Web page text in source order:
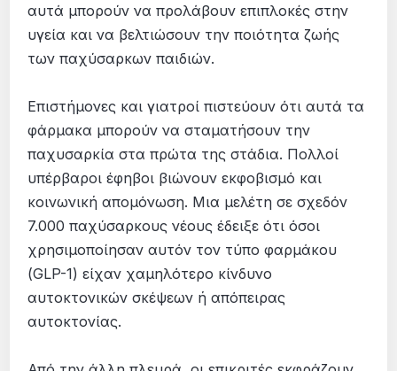
αυτά μπορούν να προλάβουν επιπλοκές στην
υγεία και να βελτιώσουν την ποιότητα ζωής
των παχύσαρκων παιδιών.
Επιστήμονες και γιατροί πιστεύουν ότι αυτά τα
φάρμακα μπορούν να σταματήσουν την
παχυσαρκία στα πρώτα της στάδια. Πολλοί
υπέρβαροι έφηβοι βιώνουν εκφοβισμό και
κοινωνική απομόνωση. Μια μελέτη σε σχεδόν
7.000 παχύσαρκους νέους έδειξε ότι όσοι
χρησιμοποίησαν αυτόν τον τύπο φαρμάκου
(GLP-1) είχαν χαμηλότερο κίνδυνο
αυτοκτονικών σκέψεων ή απόπειρας
αυτοκτονίας.